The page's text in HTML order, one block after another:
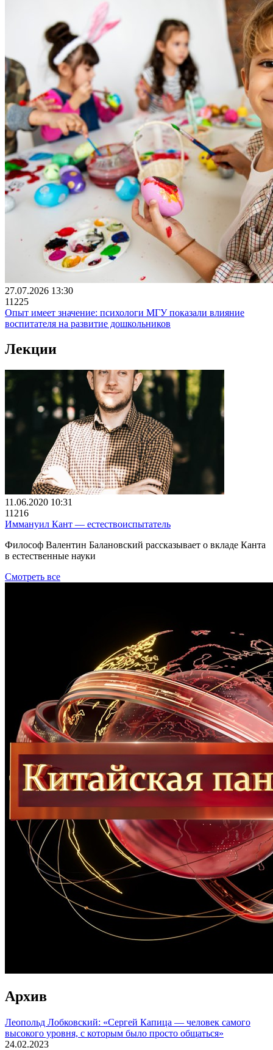
27.07.2026 13:30
11225
Опыт имеет значение: психологи МГУ показали влияние
воспитателя на развитие дошкольников
Лекции
11.06.2020 10:31
11216
Иммануил Кант — естествоиспытатель
Философ Валентин Балановский рассказывает о вкладе Канта
в естественные науки
Смотреть все
Архив
Леопольд Лобковский: «Сергей Капица — человек самого
высокого уровня, с которым было просто общаться»
24.02.2023